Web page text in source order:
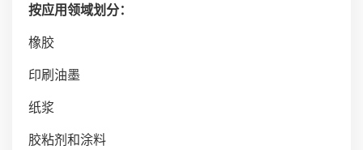
按应用领域划分：
橡胶
印刷油墨
纸浆
胶粘剂和涂料